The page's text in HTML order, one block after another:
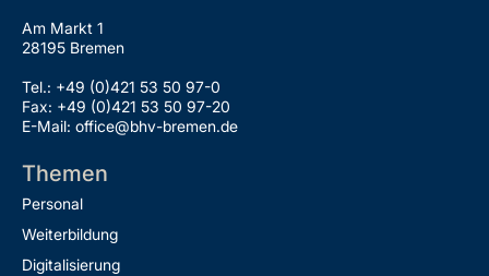
Am Markt 1
28195 Bremen
Tel.: +49 (0)421 53 50 97-0
Fax: +49 (0)421 53 50 97-20
E-Mail: office@bhv-bremen.de
Themen
Personal
Weiterbildung
Digitalisierung